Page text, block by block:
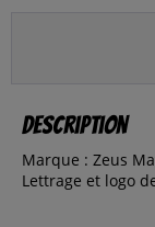
Description
Marque : Zeus
Lettrage et logo